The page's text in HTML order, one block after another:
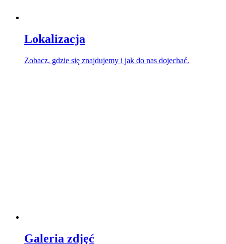
Lokalizacja
Zobacz, gdzie się znajdujemy i jak do nas dojechać.
Galeria zdjęć